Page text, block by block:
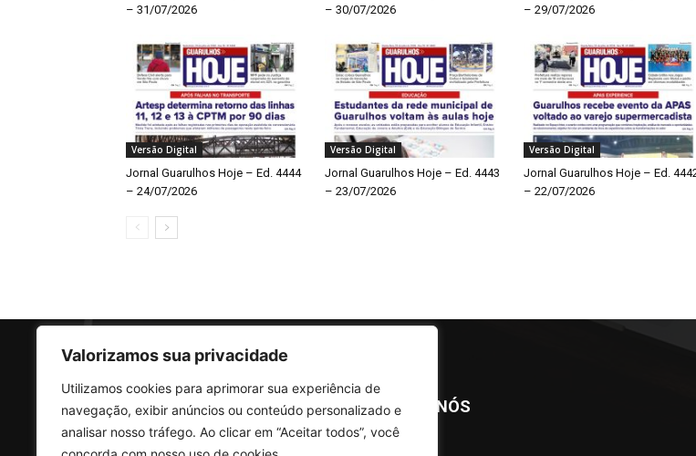
Valorizamos sua privacidade
Utilizamos cookies para aprimorar sua experiência de
navegação, exibir anúncios ou conteúdo personalizado e
analisar nosso tráfego. Ao clicar em “Aceitar todos”, você
– 31/07/2026
– 30/07/2026
– 29/07/2026
Versão Digital
Jornal Guarulhos Hoje – Ed. 4444
– 24/07/2026
Versão Digital
Jornal Guarulhos Hoje – Ed. 4443
– 23/07/2026
Versão Digital
Jornal Guarulhos Hoje – Ed.
– 22/07/2026
SOBRE NÓS